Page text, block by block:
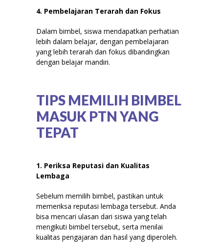
4. Pembelajaran Terarah dan Fokus
Dalam bimbel, siswa mendapatkan perhatian
lebih dalam belajar, dengan pembelajaran
yang lebih terarah dan fokus dibandingkan
dengan belajar mandiri.
TIPS MEMILIH BIMBEL
MASUK PTN YANG
TEPAT
1. Periksa Reputasi dan Kualitas
Lembaga
Sebelum memilih bimbel, pastikan untuk
memeriksa reputasi lembaga tersebut. Anda
bisa mencari ulasan dari siswa yang telah
mengikuti bimbel tersebut, serta menilai
kualitas pengajaran dan hasil yang diperoleh.